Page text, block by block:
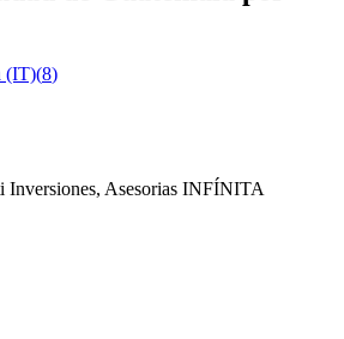
(IT)(8)
Asesorias INFÍNITA